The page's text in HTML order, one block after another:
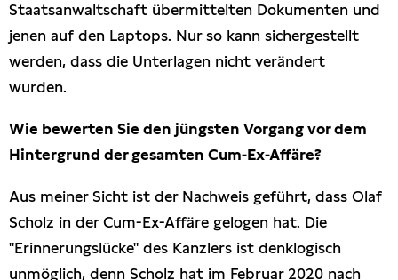
Staatsanwaltschaft übermittelten Dokumenten und
jenen auf den Laptops. Nur so kann sichergestellt
werden, dass die Unterlagen nicht verändert
wurden.
Wie bewerten Sie den jüngsten Vorgang vor dem
Hintergrund der gesamten Cum-Ex-Affäre?
Aus meiner Sicht ist der Nachweis geführt, dass Olaf
Scholz in der Cum-Ex-Affäre gelogen hat. Die
"Erinnerungslücke" des Kanzlers ist denklogisch
unmöglich, denn Scholz hat im Februar 2020 nach